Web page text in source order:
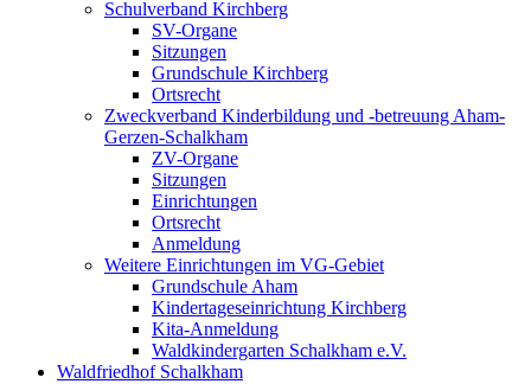
Schulverband Kirchberg
SV-Organe
Sitzungen
Grundschule Kirchberg
Ortsrecht
Zweckverband Kinderbildung und -betreuung Aham-
Gerzen-Schalkham
ZV-Organe
Sitzungen
Einrichtungen
Ortsrecht
Anmeldung
Weitere Einrichtungen im VG-Gebiet
Grundschule Aham
Kindertageseinrichtung Kirchberg
Kita-Anmeldung
Waldkindergarten Schalkham e.V.
Waldfriedhof Schalkham